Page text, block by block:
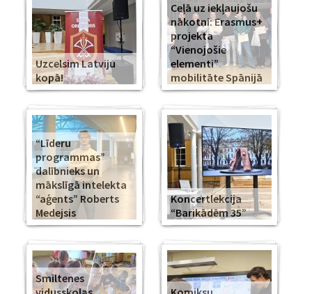
Uzcelsim Latviju
kopā!
Ceļā uz iekļaujošu
nākotni: Erasmus+
projekta
“Vienojošie
elementi”
mobilitāte Spānijā
“Līderu
programmas”
dalībnieks un
mākslīgā intelekta
“aģents” Roberts
Medejsis
Koncertlekcija
“Barikādēm 35”
Smiltenes